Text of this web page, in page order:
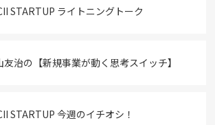
STARTUP ライトニングトーク
友治の【新規事業が動く思考スイッチ】
STARTUP 今週のイチオシ！